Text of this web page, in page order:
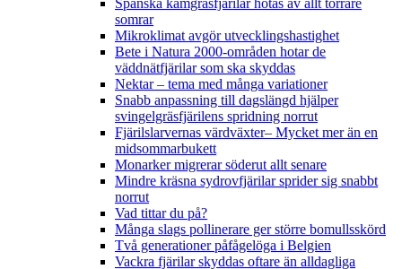
somrar
Mikroklimat avgör utvecklingshastighet
Bete i Natura 2000-områden hotar de
väddnätfjärilar som ska skyddas
Nektar – tema med många variationer
Snabb anpassning till dagslängd hjälper
svingelgräsfjärilens spridning norrut
Fjärilslarvernas värdväxter– Mycket mer än en
midsommarbukett
Monarker migrerar söderut allt senare
Mindre kräsna sydrovfjärilar sprider sig snabbt
norrut
Vad tittar du på?
Många slags pollinerare ger större bomullsskörd
Två generationer påfågelöga i Belgien
Vackra fjärilar skyddas oftare än alldagliga